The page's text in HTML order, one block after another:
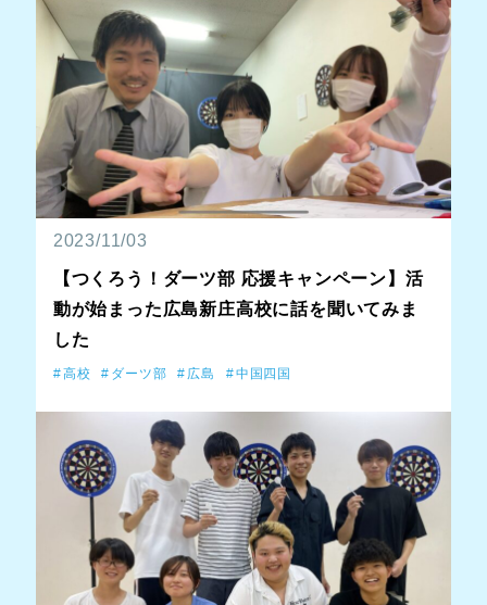
2023/11/03
【つくろう！ダーツ部 応援キャンペーン】活
動が始まった広島新庄高校に話を聞いてみま
した
高校 ダーツ部 広島 中国四国